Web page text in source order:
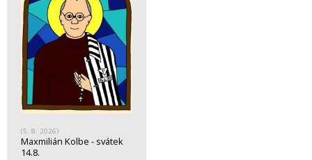
(5. 8. 2026)
Maxmilián Kolbe - svátek
14.8.